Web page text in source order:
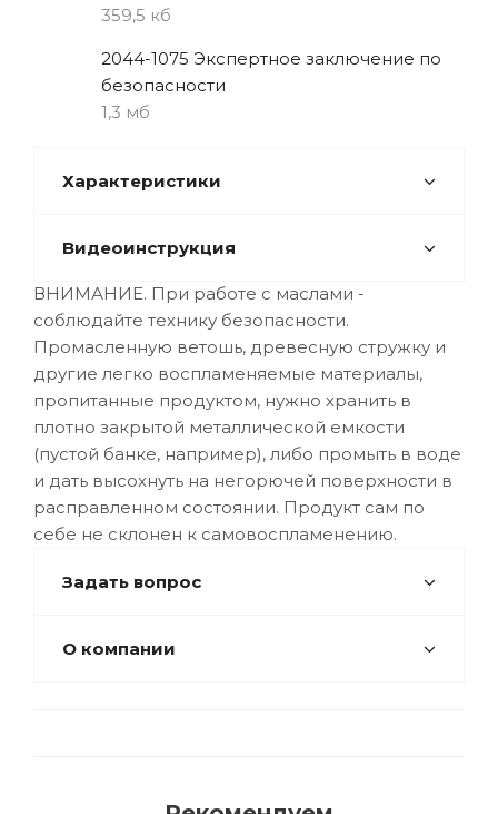
359,5 кб
2044-1075 Экспертное заключение по
безопасности
1,3 мб
Характеристики
Видеоинструкция
ВНИМАНИЕ. При работе с маслами -
соблюдайте технику безопасности.
Промасленную ветошь, древесную стружку и
другие легко воспламеняемые материалы,
пропитанные продуктом, нужно хранить в
плотно закрытой металлической емкости
(пустой банке, например), либо промыть в воде
и дать высохнуть на негорючей поверхности в
расправленном состоянии. Продукт сам по
себе не склонен к самовоспламенению.
Задать вопрос
О компании